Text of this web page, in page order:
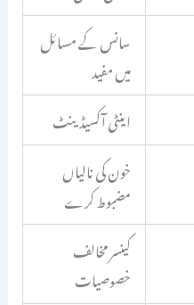
سانس کے مسائل
میں مفید
اینٹی آکسیڈینٹ
خون کی نالیاں
مضبوط کرے
کینسر مخالف
خصوصیات